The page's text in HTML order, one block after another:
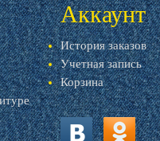
Аккаунт
История заказов
Учетная запись
Корзина